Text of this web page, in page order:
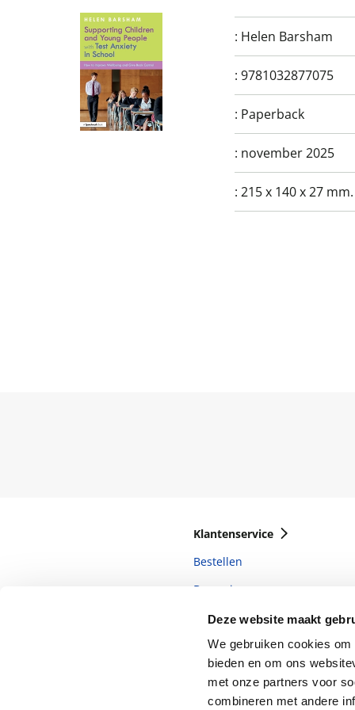
Deze website maakt
We gebruiken cookies
bieden en om ons
met onze partners voor
combineren met andere
: Helen Barsham
: 9781032877075
: Paperback
: november 2025
: 215 x 140 x 27 mm.
Klantenservice
Bestellen
Bezorging
Betalen
Retourneren
Veelgestelde vragen